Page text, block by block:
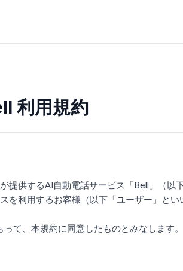
利用規約
提供するAI自動電話サービス「Bell」（以
を利用するお客様（以下「ユーザー」と
て、本規約に同意したものとみなします。